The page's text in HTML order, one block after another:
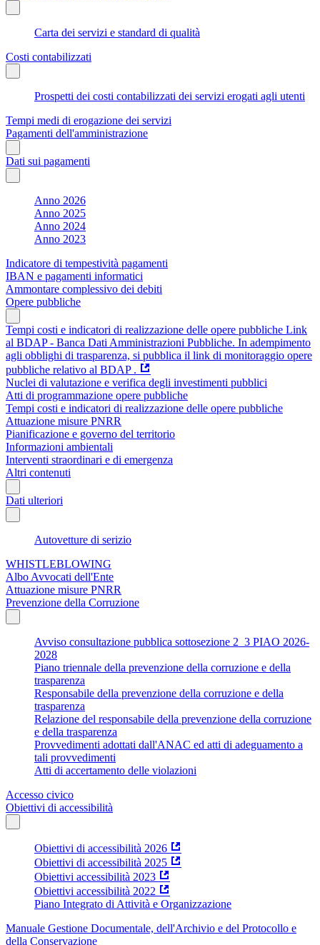
Carta dei servizi e standard di qualità
Costi contabilizzati
Prospetti dei costi contabilizzati dei servizi erogati agli utenti
Tempi medi di erogazione dei servizi
Pagamenti dell'amministrazione
Dati sui pagamenti
Anno 2026
Anno 2025
Anno 2024
Anno 2023
Indicatore di tempestività pagamenti
IBAN e pagamenti informatici
Ammontare complessivo dei debiti
Opere pubbliche
Tempi costi e indicatori di realizzazione delle opere pubbliche Link
al BDAP - Banca Dati Amministrazioni Pubbliche. In adempimento
agli obblighi di trasparenza, si pubblica il link di monitoraggio opere
pubbliche relativo al BDAP .
Nuclei di valutazione e verifica degli investimenti pubblici
Atti di programmazione opere pubbliche
Tempi costi e indicatori di realizzazione delle opere pubbliche
Attuazione misure PNRR
Pianificazione e governo del territorio
Informazioni ambientali
Interventi straordinari e di emergenza
Altri contenuti
Dati ulteriori
Autovetture di serizio
WHISTLEBLOWING
Albo Avvocati dell'Ente
Attuazione misure PNRR
Prevenzione della Corruzione
Avviso consultazione pubblica sottosezione 2_3 PIAO 2026-
2028
Piano triennale della prevenzione della corruzione e della
trasparenza
Responsabile della prevenzione della corruzione e della
trasparenza
Relazione del responsabile della prevenzione della corruzione
e della trasparenza
Provvedimenti adottati dall'ANAC ed atti di adeguamento a
tali provvedimenti
Atti di accertamento delle violazioni
Accesso civico
Obiettivi di accessibilità
Obiettivi di accessibilità 2026
Obiettivi di accessibilità 2025
Obiettivi accessibilità 2023
Obiettivi accessibilità 2022
Piano Integrato di Attività e Organizzazione
Manuale Gestione Documentale, dell'Archivio e del Protocollo e
della Conservazione